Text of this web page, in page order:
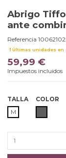
Abrigo
ante
Referencia
Últimas unidades en
59,99 €
Impuestos incluidos
TALLA
M
COLOR